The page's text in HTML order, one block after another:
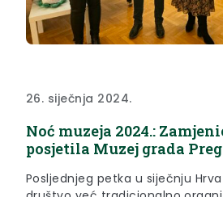
26. siječnja 2024.
Noć muzeja 2024.:
posjetila Muzej grada
Posljednjeg petka u siječnju